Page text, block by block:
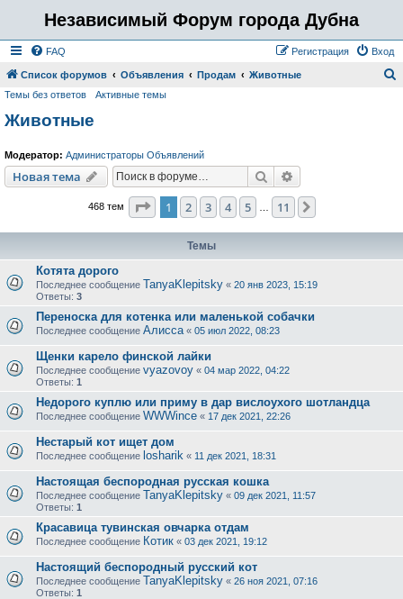
Независимый Форум города Дубна
FAQ Вход
Регистрация
Список форумов Объявления Продам Животные
Темы без ответов Активные темы
Животные
Модератор: Администраторы Объявлений
Новая тема Поиск
468 тем Страница из 11
1 2 3 4 5 11
Темы
Котята дорого
Последнее сообщение TanyaKlepitsky « 20 янв 2023, 15:19
Ответы: 3
Переноска для котенка или маленькой собачки
Последнее сообщение Алисса « 05 июл 2022, 08:23
Щенки карело финской лайки
Последнее сообщение vyazovoy « 04 мар 2022, 04:22
Ответы: 1
Недорого куплю или приму в дар вислоухого шотландца
Последнее сообщение WWWince « 17 дек 2021, 22:26
Нестарый кот ищет дом
Последнее сообщение losharik « 11 дек 2021, 18:31
Настоящая беспородная русская кошка
Последнее сообщение TanyaKlepitsky « 09 дек 2021, 11:57
Ответы: 1
Красавица тувинская овчарка отдам
Последнее сообщение Котик « 03 дек 2021, 19:12
Настоящий беспородный русский кот
Последнее сообщение TanyaKlepitsky « 26 ноя 2021, 07:16
Ответы: 1